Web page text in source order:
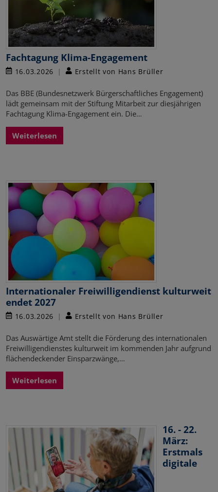
Fachtagung Klima-Engagement
16.03.2026 Erstellt von Hans Brüller
Das BBE (Bundesnetzwerk Bürgerschaftliches Engagement)
lädt gemeinsam mit der Stiftung Mitarbeit zur diesjährigen
Fachtagung Klima-Engagement ein. Die…
Weiterlesen
Internationaler Freiwilligendienst kulturweit
endet 2027
16.03.2026 Erstellt von Hans Brüller
Das Auswärtige Amt stellt die Förderung des internationalen
Freiwilligendienstes kulturweit im kommenden Jahr aufgrund
flächendeckender Einsparzwänge,…
Weiterlesen
16. - 22.
März:
Erstmals
digitale